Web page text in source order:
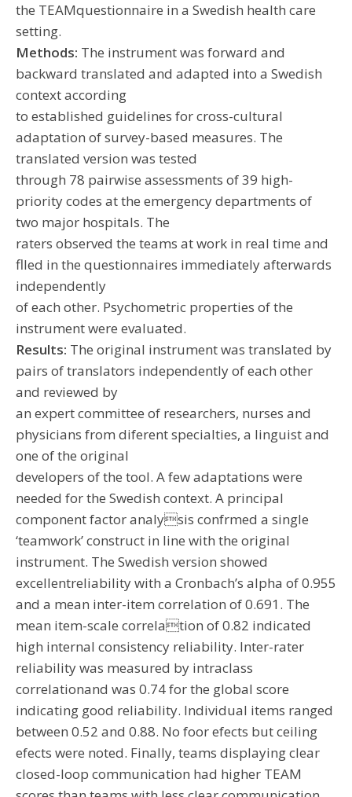
the TEAMquestionnaire in a Swedish health care
setting.
Methods: The instrument was forward and
backward translated and adapted into a Swedish
context according
to established guidelines for cross-cultural
adaptation of survey-based measures. The
translated version was tested
through 78 pairwise assessments of 39 high-
priority codes at the emergency departments of
two major hospitals. The
raters observed the teams at work in real time and
flled in the questionnaires immediately afterwards
independently
of each other. Psychometric properties of the
instrument were evaluated.
Results: The original instrument was translated by
pairs of translators independently of each other
and reviewed by
an expert committee of researchers, nurses and
physicians from diferent specialties, a linguist and
one of the original
developers of the tool. A few adaptations were
needed for the Swedish context. A principal
component factor analysis confrmed a single
‘teamwork’ construct in line with the original
instrument. The Swedish version showed
excellentreliability with a Cronbach’s alpha of 0.955
and a mean inter-item correlation of 0.691. The
mean item-scale correlation of 0.82 indicated
high internal consistency reliability. Inter-rater
reliability was measured by intraclass
correlationand was 0.74 for the global score
indicating good reliability. Individual items ranged
between 0.52 and 0.88. No foor efects but ceiling
efects were noted. Finally, teams displaying clear
closed-loop communication had higher TEAM